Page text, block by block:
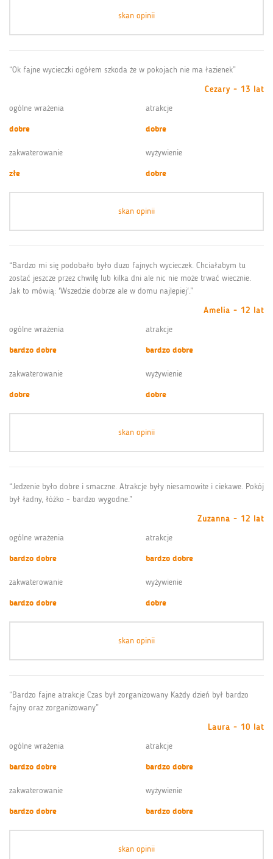
skan opinii
“Ok fajne wycieczki ogółem szkoda że w pokojach nie ma łazienek”
Cezary - 13 lat
ogólne wrażenia
dobre
atrakcje
dobre
zakwaterowanie
złe
wyżywienie
dobre
skan opinii
“Bardzo mi się podobało było duzo fajnych wycieczek. Chciałabym tu
zostać jeszcze przez chwilę lub kilka dni ale nic nie może trwać wiecznie.
Jak to mówią: 'Wszedzie dobrze ale w domu najlepiej'.”
Amelia - 12 lat
ogólne wrażenia
bardzo dobre
atrakcje
bardzo dobre
zakwaterowanie
dobre
wyżywienie
dobre
skan opinii
“Jedzenie było dobre i smaczne. Atrakcje były niesamowite i ciekawe. Pokój
był ładny, łóżko - bardzo wygodne.”
Zuzanna - 12 lat
ogólne wrażenia
bardzo dobre
atrakcje
bardzo dobre
zakwaterowanie
bardzo dobre
wyżywienie
dobre
skan opinii
“Bardzo fajne atrakcje Czas był zorganizowany Każdy dzień był bardzo
fajny oraz zorganizowany”
Laura - 10 lat
ogólne wrażenia
bardzo dobre
atrakcje
bardzo dobre
zakwaterowanie
bardzo dobre
wyżywienie
bardzo dobre
skan opinii